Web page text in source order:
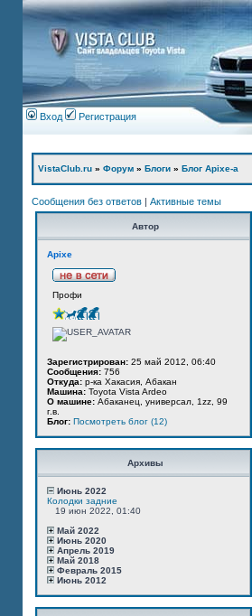
Вход Регистрация
VistaClub.ru » Форум » Блоги » Блог Apixe-а
Сообщения без ответов | Активные темы
Автор
Apixe
Профи
Зарегистрирован: 25 май 2012, 06:40
Сообщения: 756
Откуда: р-ка Хакасия, Абакан
Машина: Toyota Vista Ardeo
О машине: Абаканец, универсал, 1zz, 99
г.в.
Блог: Посмотреть блог (12)
Архивы
Июнь 2022
Колодки задние
19 июн 2022, 01:40
Май 2022
Июнь 2020
Апрель 2019
Май 2018
Февраль 2015
Июнь 2012